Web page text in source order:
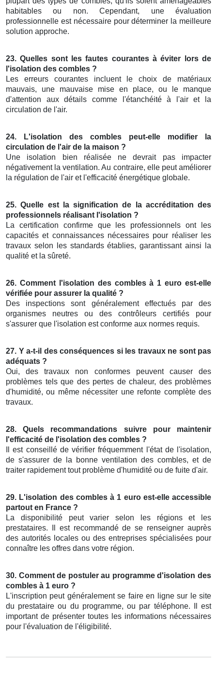
habitables ou non. Cependant, une évaluation
professionnelle est nécessaire pour déterminer la meilleure
solution approche.
23. Quelles sont les fautes courantes à éviter lors de
l'isolation des combles ?
Les erreurs courantes incluent le choix de matériaux
mauvais, une mauvaise mise en place, ou le manque
d'attention aux détails comme l'étanchéité à l'air et la
circulation de l'air.
24. L'isolation des combles peut-elle modifier la
circulation de l'air de la maison ?
Une isolation bien réalisée ne devrait pas impacter
négativement la ventilation. Au contraire, elle peut améliorer
la régulation de l'air et l'efficacité énergétique globale.
25. Quelle est la signification de la accréditation des
professionnels réalisant l'isolation ?
La certification confirme que les professionnels ont les
capacités et connaissances nécessaires pour réaliser les
travaux selon les standards établies, garantissant ainsi la
qualité et la sûreté.
26. Comment l'isolation des combles à 1 euro est-elle
vérifiée pour assurer la qualité ?
Des inspections sont généralement effectués par des
organismes neutres ou des contrôleurs certifiés pour
s'assurer que l'isolation est conforme aux normes requis.
27. Y a-t-il des conséquences si les travaux ne sont pas
adéquats ?
Oui, des travaux non conformes peuvent causer des
problèmes tels que des pertes de chaleur, des problèmes
d'humidité, ou même nécessiter une refonte complète des
travaux.
28. Quels recommandations suivre pour maintenir
l'efficacité de l'isolation des combles ?
Il est conseillé de vérifier fréquemment l'état de l'isolation,
de s'assurer de la bonne ventilation des combles, et de
traiter rapidement tout problème d'humidité ou de fuite d'air.
29. L'isolation des combles à 1 euro est-elle accessible
partout en France ?
La disponibilité peut varier selon les régions et les
prestataires. Il est recommandé de se renseigner auprès
des autorités locales ou des entreprises spécialisées pour
connaître les offres dans votre région.
30. Comment de postuler au programme d'isolation des
combles à 1 euro ?
L'inscription peut généralement se faire en ligne sur le site
du prestataire ou du programme, ou par téléphone. Il est
important de présenter toutes les informations nécessaires
pour l'évaluation de l'éligibilité.